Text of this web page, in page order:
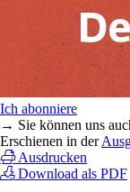
Ich abonniere
→ Sie können uns
Erschienen in der
Ausdrucken
Download als PDF